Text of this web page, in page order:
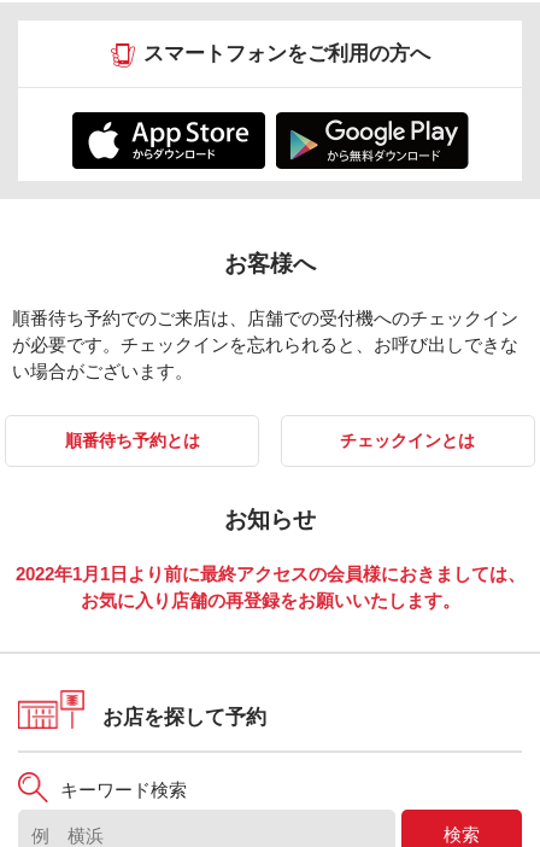
スマートフォンをご利用の方へ
お客様へ
順番待ち予約でのご来店は、店舗での受付機へのチェックイン
が必要です。チェックインを忘れられると、お呼び出しできな
い場合がございます。
順番待ち予約とは チェックインとは
お知らせ
2022年1月1日より前に最終アクセスの会員様におきましては、
お気に入り店舗の再登録をお願いいたします。
お店を探して予約
キーワード検索